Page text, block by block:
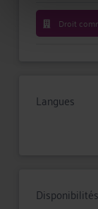
Droit
Langues
Disponibilités